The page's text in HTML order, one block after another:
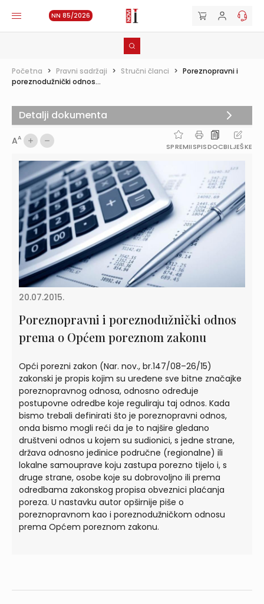
NN 85/2026
Početna > Pravni sadržaji > Stručni članci > Poreznopravni i
poreznodužnički odnos...
AA
SPREMIISPISDOCBILJEŠKE
20.07.2015.
Poreznopravni i poreznodužnički odnos
prema o Općem poreznom zakonu
Opći porezni zakon (Nar. nov., br.147/08–26/15)
zakonski je propis kojim su uređene sve bitne značajke
poreznopravnog odnosa, odnosno određuje
postupovne odredbe koje reguliraju taj odnos. Kada
bismo trebali definirati što je poreznopravni odnos,
onda bismo mogli reći da je to najšire gledano
društveni odnos u kojem su sudionici, s jedne strane,
država odnosno jedinice područne (regionalne) ili
lokalne samouprave koju zastupa porezno tijelo i, s
druge strane, osobe koje su dobrovoljno ili prema
odredbama zakonskog propisa obveznici plaćanja
poreza. U nastavku autor opširnije piše o
poreznopravnom kao i poreznodužničkom odnosu
prema Općem poreznom zakonu.
Detalji dokumenta